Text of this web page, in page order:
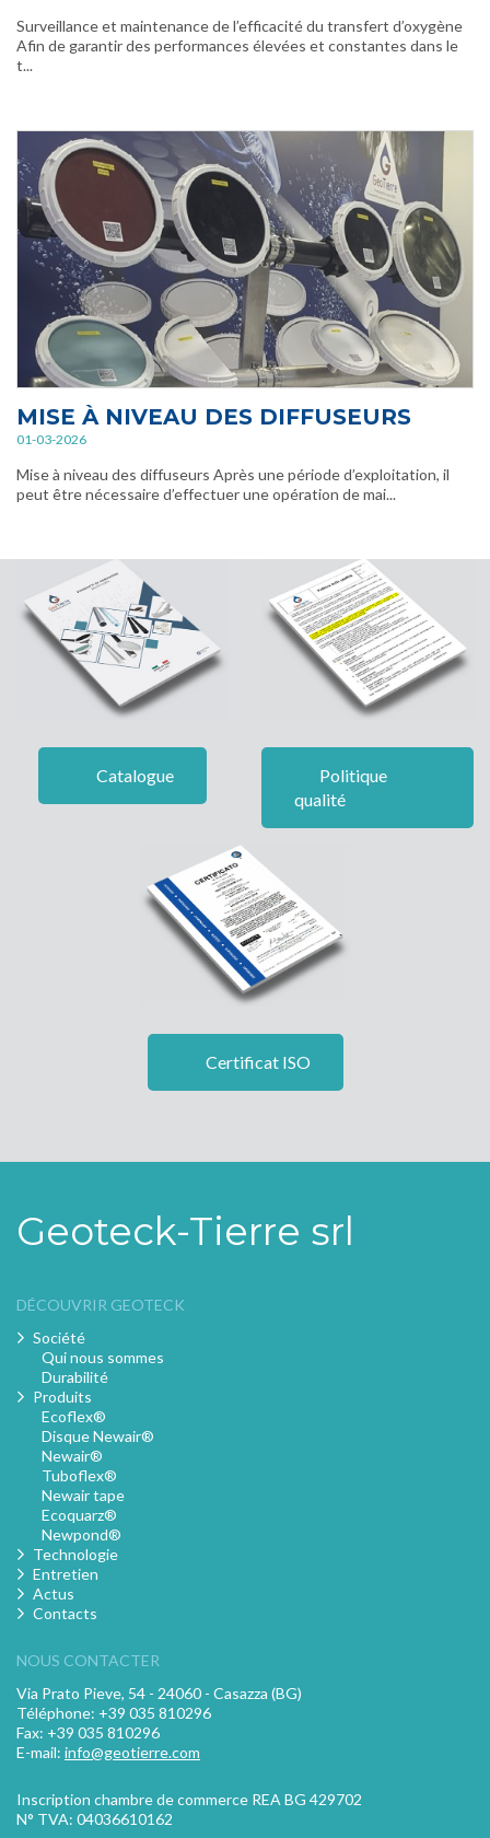
Surveillance et maintenance de l’efficacité du transfert d’oxygène
Afin de garantir des performances élevées et constantes dans le
t...
MISE À NIVEAU DES DIFFUSEURS
01-03-2026
Mise à niveau des diffuseurs Après une période d’exploitation, il
peut être nécessaire d’effectuer une opération de mai...
Catalogue
Politique
qualité
Certificat ISO
Geoteck-Tierre srl
DÉCOUVRIR GEOTECK
Société
Qui nous sommes
Durabilité
Produits
Ecoflex®
Disque Newair®
Newair®
Tuboflex®
Newair tape
Ecoquarz®
Newpond®
Technologie
Entretien
Actus
Contacts
NOUS CONTACTER
Via Prato Pieve, 54 - 24060 - Casazza (BG)
Téléphone: +39 035 810296
Fax: +39 035 810296
E-mail: info@geotierre.com
Inscription chambre de commerce REA BG 429702
N° TVA: 04036610162